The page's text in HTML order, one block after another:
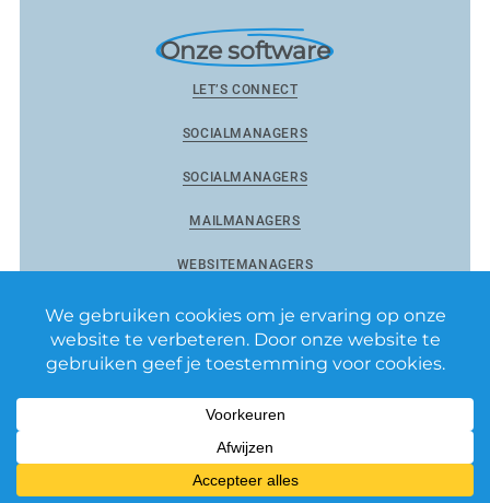
Onze software
LET’S CONNECT
SOCIALMANAGERS
SOCIALMANAGERS
MAILMANAGERS
WEBSITEMANAGERS
Reviewmanagers by Matixs.com BV